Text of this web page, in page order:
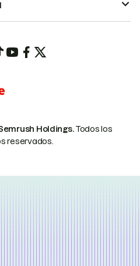
Holdings.Todos los
reservados.